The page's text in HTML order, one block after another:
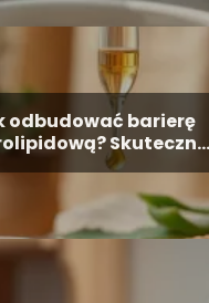
odbudować barierę
Skuteczne
metody